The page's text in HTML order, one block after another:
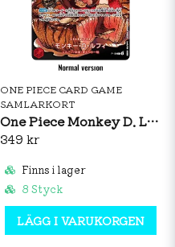
ONE PIECE CARD GAME
SAMLARKORT
One Piece Monkey D. Luffy 29th Anniversary Weekly Shonen Jump Promo (Normal)
349 kr
Finns i lager
8 Styck
LÄGG I VARUKORGEN